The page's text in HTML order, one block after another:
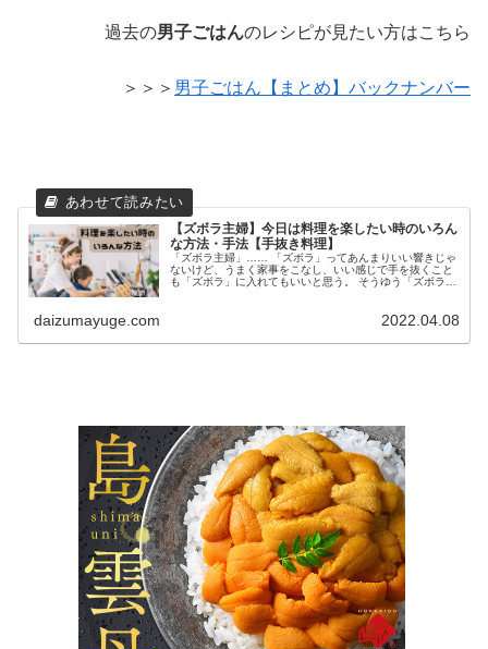
過去の男子ごはんのレシピが見たい方はこちら
＞＞＞ 男子ごはん【まとめ】バックナンバー
【ズボラ主婦】今日は料理を楽したい時のいろん
な方法・手法【手抜き料理】
「ズボラ主婦」…… 「ズボラ」ってあんまりいい響きじゃ
ないけど、うまく家事をこなし、いい感じで手を抜くこと
も「ズボラ」に入れてもいいと思う。 そうゆう「ズボラ主
daizumayuge.com 2022.04.08